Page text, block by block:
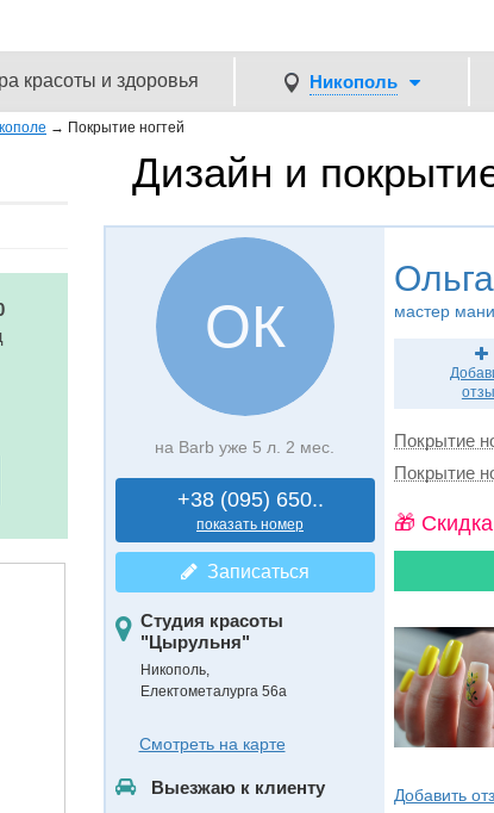
красоты и здоровья Никополь
→ Покрытие ногтей
Дизайн и
ОК
на Barb уже 5 л. 2 мес.
+38 (095) 650..
показать номер
Записаться
Студия красоты
"Цырульня"
Никополь,
Електометалурга 56а
Смотреть на карте
Выезжаю к клиенту
мастер
Покрытие
Покрытие
🎁
Добавить